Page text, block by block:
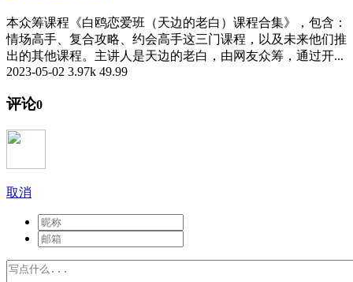
本众筹课程《白鸥恋爱班（天边的老白）课程合集》，包含：
情场高手、复合攻略、约会高手这三门课程，以及未来他们推
出的其他课程。主讲人是天边的老白，由网友众筹，通过开...
2023-05-02 3.97k 49.99
评论0
取消